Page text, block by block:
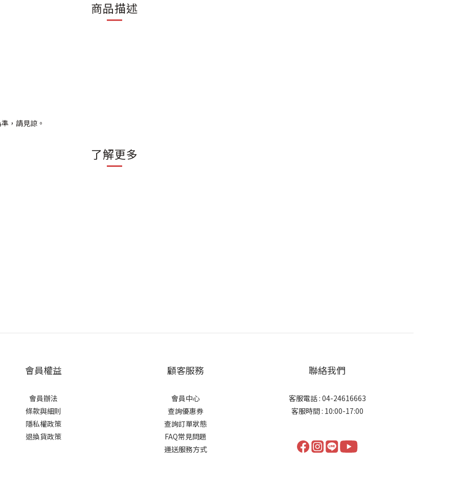
商品描述
，請見諒。
了解更多
會員權益
會員辦法
條款與細則
隱私權政策
退換貨政策
顧客服務
會員中心
查詢優惠券
查詢訂單狀態
FAQ常見問題
運送服務方式
聯絡我們
客服電話 : 04-24616663
客服時間 : 10:00-17:00